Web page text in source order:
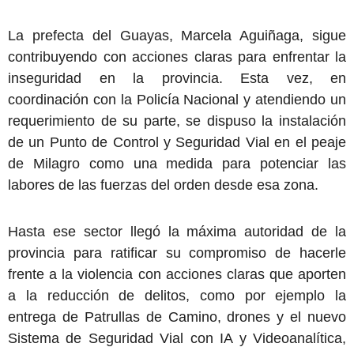
La prefecta del Guayas, Marcela Aguiñaga, sigue
contribuyendo con acciones claras para enfrentar la
inseguridad en la provincia. Esta vez, en
coordinación con la Policía Nacional y atendiendo un
requerimiento de su parte, se dispuso la instalación
de un Punto de Control y Seguridad Vial en el peaje
de Milagro como una medida para potenciar las
labores de las fuerzas del orden desde esa zona.
Hasta ese sector llegó la máxima autoridad de la
provincia para ratificar su compromiso de hacerle
frente a la violencia con acciones claras que aporten
a la reducción de delitos, como por ejemplo la
entrega de Patrullas de Camino, drones y el nuevo
Sistema de Seguridad Vial con IA y Videoanalítica,